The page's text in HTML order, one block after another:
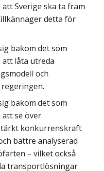
Sverige ska ta fram
detta för
bakom det som
låta utreda
och
bakom det som
se över
konkurrenskraft
bättre analyserad
– vilket också
transportlösningar